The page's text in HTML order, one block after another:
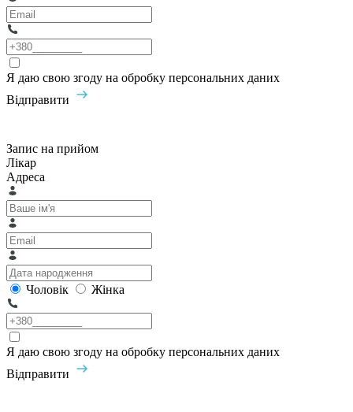
Я даю свою згоду на обробку персональних даних
Відправити
Запис на прийом
Лікар
Адреса
Чоловік Жінка
Я даю свою згоду на обробку персональних даних
Відправити